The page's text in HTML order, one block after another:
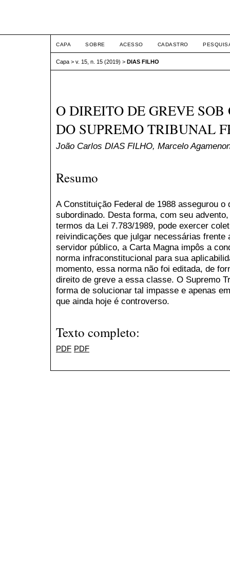
CAPA SOBRE ACESSO CADASTRO
Capa > v. 15, n. 15 (2019) > DIAS FILHO
O DIREITO DE GREVE
DO SUPREMO TRIBUNAL
João Carlos DIAS FILHO, Marcelo
Resumo
A Constituição Federal de 1988 assegurou
subordinado. Desta forma, com seu
termos da Lei 7.783/1989, pode exercer
reivindicações que julgar necessárias frente
servidor público, a Carta Magna impôs a
norma infraconstitucional para sua
momento, essa norma não foi editada, de
direito de greve a essa classe. O Supremo
forma de solucionar tal impasse e apenas
que ainda hoje é controverso.
Texto completo:
PDF PDF